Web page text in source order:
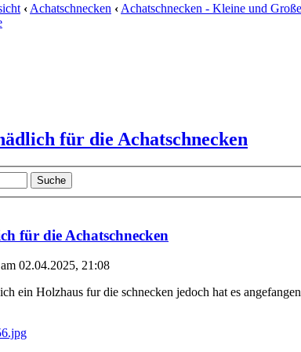
‹Achatschnecken ‹Achatschnecken - Kleine und
für die Achatschnecken
für die Achatschnecken
am 02.04.2025, 21:08
ein Holzhaus fur die schnecken jedoch hat es